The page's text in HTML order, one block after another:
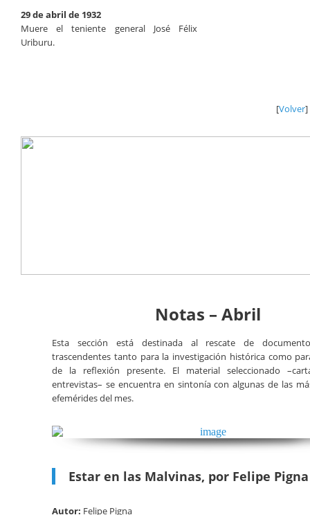
29 de abril de 1932
Muere el teniente general José Félix
Uriburu.
[Volver]
Notas – Abril
Esta sección está destinada al rescate de
trascendentes tanto para la investigación histórica como
de la reflexión presente. El material seleccionado
entrevistas– se encuentra en sintonía con algunas de las
efemérides del mes.
Estar en las Malvinas, por Felipe Pigna
Autor: Felipe Pigna